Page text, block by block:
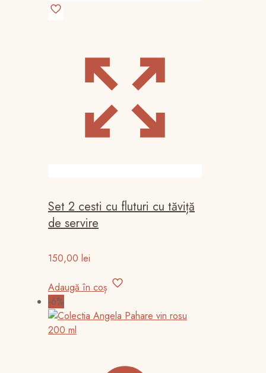
Set 2 cesti cu fluturi cu tăviță
de servire
150,00 lei
Adaugă în coș
-6%